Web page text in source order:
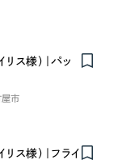
ス様）｜パッ
市
ス様）｜フライ